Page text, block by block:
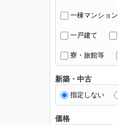
一棟マンション
一戸建て
寮・旅館等
新築・中古
指定しない
価格